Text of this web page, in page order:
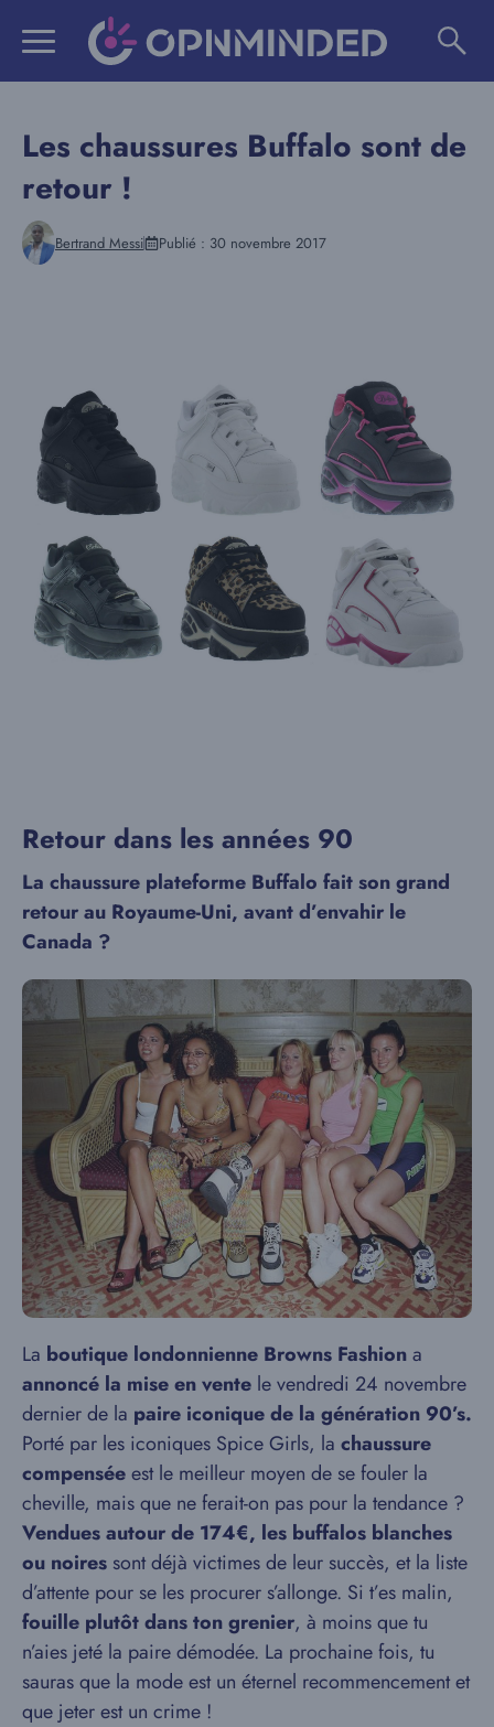
Les chaussures Buffalo sont de
retour !
Bertrand Messi Publié : 30 novembre 2017
Retour dans les années 90
La chaussure plateforme Buffalo fait son grand
retour au Royaume-Uni, avant d’envahir le
Canada ?
La boutique londonnienne Browns Fashiona
annoncé la mise en vente le vendredi 24 novembre
dernier de la paire iconique de la génération 90’s.
Porté par les iconiques Spice Girls, la chaussure
compenséeest le meilleur moyen de se fouler la
cheville, mais que ne ferait-on pas pour la tendance ?
Vendues autour de 174€, les buffalos blanches
ou noires sont déjà victimes de leur succès, et la liste
d’attente pour se les procurer s’allonge. Si t’es malin,
fouille plutôt dans ton grenier, à moins que tu
n’aies jeté la paire démodée. La prochaine fois, tu
sauras que la mode est un éternel recommencement et
que jeter est un crime !